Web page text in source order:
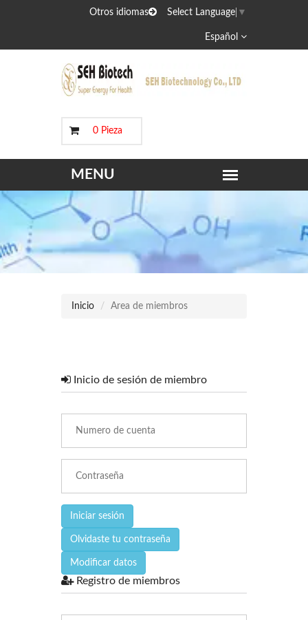
Otros idiomas Select Language ▼
Español
0 Pieza
Inicio Area de miembros
Inicio de sesión de miembro
Iniciar sesión
Olvidaste tu contraseña
Modificar datos
Registro de miembros